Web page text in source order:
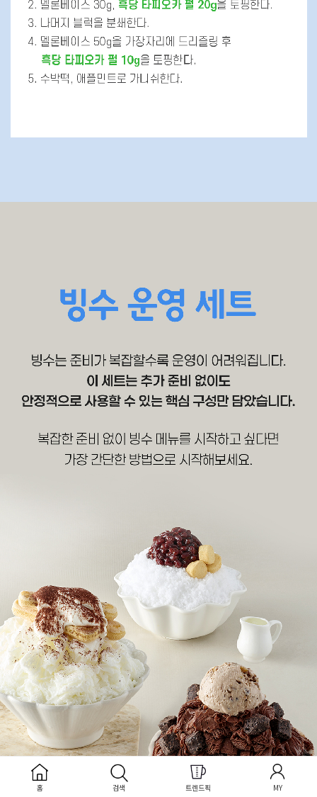
홈 검색 트렌드픽 MY